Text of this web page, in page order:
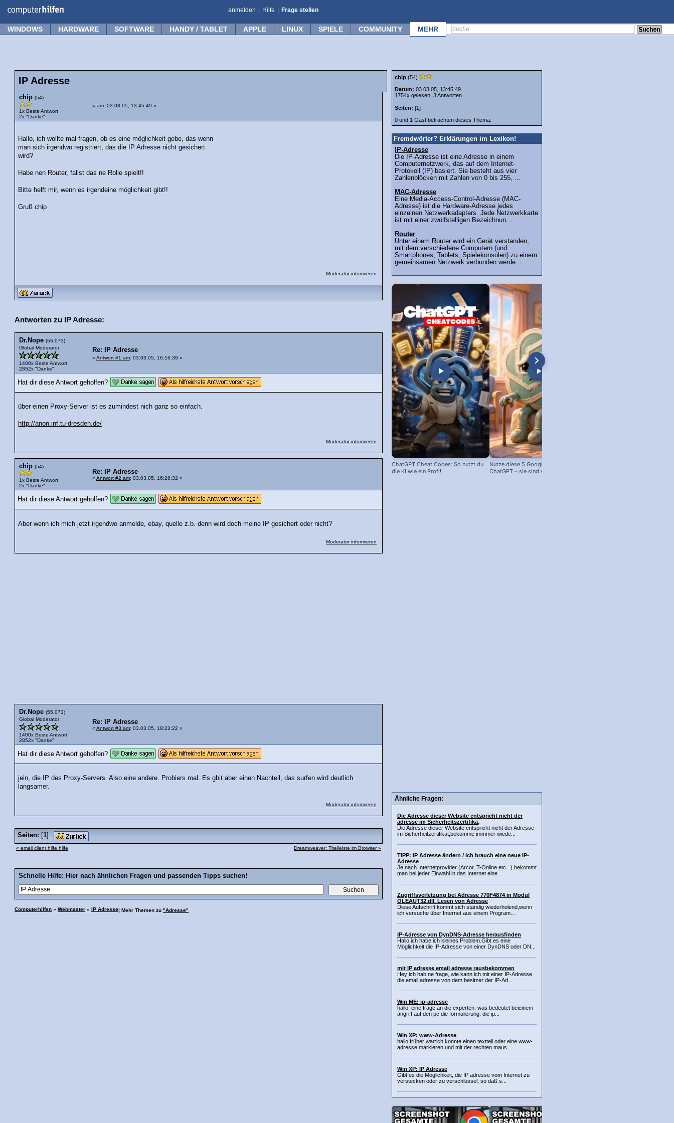
anmelden Hilfe Frage stellen
WINDOWS HARDWARE SOFTWARE HANDY / TABLET APPLE LINUX SPIELE COMMUNITY MEHR
IP Adresse
chip (54)
1x Beste Antwort
2x "Danke"
« am: 03.03.05, 13:45:49 »
Hallo, ich wollte mal fragen, ob es eine möglichkeit gebe, das wenn
man sich irgendwo registriert, das die IP Adresse nicht gesichert
wird?
Habe nen Router, fallst das ne Rolle spielt!!
Bitte helft mir, wenn es irgendeine möglichkeit gibt!!
Gruß chip
Moderator informieren
Antworten zu IP Adresse:
Dr.Nope (55.073)
Global Moderator
1400x Beste Antwort
2852x "Danke"
Re: IP Adresse
« Antwort #1 am: 03.03.05, 16:16:39 »
Hat dir diese Antwort geholfen?
über einen Proxy-Server ist es zumindest nich ganz so einfach.
http://anon.inf.tu-dresden.de/
Moderator informieren
chip (54)
1x Beste Antwort
2x "Danke"
Re: IP Adresse
« Antwort #2 am: 03.03.05, 16:28:32 »
Hat dir diese Antwort geholfen?
Aber wenn ich mich jetzt irgendwo anmelde, ebay, quelle z.b. denn wird doch meine IP gesichert oder nicht?
Moderator informieren
Dr.Nope (55.073)
Global Moderator
1400x Beste Antwort
2852x "Danke"
Re: IP Adresse
« Antwort #3 am: 03.03.05, 18:23:22 »
Hat dir diese Antwort geholfen?
jein, die IP des Proxy-Servers. Also eine andere. Probiers mal. Es gbit aber einen Nachteil, das surfen wird deutlich
langsamer.
Moderator informieren
Seiten: [1]
« email client hilfe hilfe Dreamweaver: Titelleiste im Browser »
Schnelle Hilfe: Hier nach ähnlichen Fragen und passenden Tipps suchen!
Computerhilfen » Webmaster » IP Adresse| Mehr Themen zu "Adresse"
chip (54)
Datum: 03.03.05, 13:45:49
1754x gelesen, 3 Antworten.
Seiten: [1]
0 und 1 Gast betrachten dieses Thema.
Fremdwörter? Erklärungen im Lexikon!
IP-Adresse
Die IP-Adresse ist eine Adresse in einem
Computernetzwerk, das auf dem Internet-
Protokoll (IP) basiert. Sie besteht aus vier
Zahlenblöcken mit Zahlen von 0 bis 255, ...
MAC-Adresse
Eine Media-Access-Control-Adresse (MAC-
Adresse) ist die Hardware-Adresse jedes
einzelnen Netzwerkadapters. Jede Netzwerkkarte
ist mit einer zwölfstelligen Bezeichnun...
Router
Unter einem Router wird ein Gerät verstanden,
mit dem verschiedene Computern (und
Smartphones, Tablets, Spielekonsolen) zu einem
gemeinsamen Netzwerk verbunden werde...
ChatGPT Cheat Codes: So nutzt du
die KI wie ein Profi!
Nutze diese 5 Google Tools statt
ChatGPT – sie sind viel besser!
Ähnliche Fragen:
Die Adresse dieser Website entspricht nicht der
adresse im Sicherheitszertifika,
Die Adresse dieser Website entspricht nicht der Adresse
im Sicherheitzertifikat,bekomme immmer wiede...
TIPP: IP Adresse ändern / Ich brauch eine neue IP-
Adresse
Je nach Internetprovider (Arcor, T-Online etc...) bekommt
man bei jeder Einwahl in das Internet eine...
Zugriffsverletzung bei Adresse 770F4874 in Modul
OLEAUT32.dll. Lesen von Adresse
Diese Aufschrift kommt sich ständig wiederholend,wenn
ich versuche über Internet aus einem Program...
IP-Adresse von DynDNS-Adresse herausfinden
Hallo,ich habe ich kleines Problem.Gibt es eine
Möglichkeit die IP-Adresse von einer DynDNS oder DN...
mit IP adresse email adresse rausbekommen
Hey ich hab ne frage, wie kann ich mit einer IP-Adresse
die email adresse von dem besitzer der IP-Ad...
Win ME: ip-adresse
hallo, eine frage an die experten. was bedeutet beieinem
angriff auf den pc die formulierung: die ip...
Win XP: www-Adresse
hallo!früher war:ich konnte einen textteil oder eine www-
adresse markieren und mit der rechten maus...
Win XP: IP Adresse
Gibt es die Möglichkeit, die IP adresse vom Internet zu
verstecken oder zu verschlüssel, so daß s...